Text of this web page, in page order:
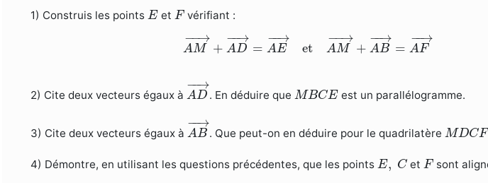
1) Construis les pointsE
Eet F
Fvérifiant :
−−→
AM +
−
−→
AD =
−
−→
AE et
−−→
AM +
−
−→
AB =
−
−→
AF
AM +AD =AE→ M→+ B→= F→
2) Cite deux vecteurs égaux à
−
−→
AD
AD→
. En déduire que MBCE
MBCE est un parallélogramme.
3) Cite deux vecteurs égaux à
−
−→
AB
AB→
. Que peut-on en déduire pour le quadrilatère MDCF
MDCF?
4) Démontre, en utilisant les questions précédentes, que les pointsE, C
E, C et F
Fsont